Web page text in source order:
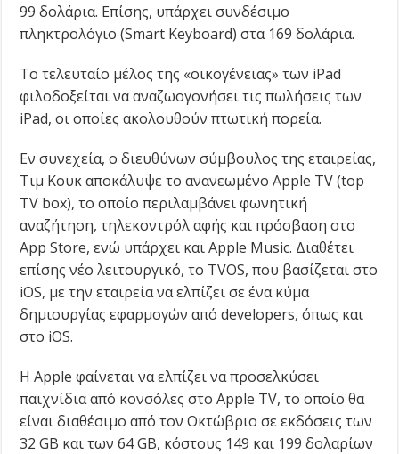
99 δολάρια. Επίσης, υπάρχει συνδέσιμο
πληκτρολόγιο (Smart Keyboard) στα 169 δολάρια.
Το τελευταίο μέλος της «οικογένειας» των iPad
φιλοδοξείται να αναζωογονήσει τις πωλήσεις των
iPad, οι οποίες ακολουθούν πτωτική πορεία.
Εν συνεχεία, ο διευθύνων σύμβουλος της εταιρείας,
Τιμ Κουκ αποκάλυψε το ανανεωμένο Apple TV (top
TV box), το οποίο περιλαμβάνει φωνητική
αναζήτηση, τηλεκοντρόλ αφής και πρόσβαση στο
Αpp Store, ενώ υπάρχει και Apple Music. Διαθέτει
επίσης νέο λειτουργικό, το TVOS, που βασίζεται στο
iOS, με την εταιρεία να ελπίζει σε ένα κύμα
δημιουργίας εφαρμογών από developers, όπως και
στο iOS.
H Apple φαίνεται να ελπίζει να προσελκύσει
παιχνίδια από κονσόλες στο Apple TV, το οποίο θα
είναι διαθέσιμο από τον Οκτώβριο σε εκδόσεις των
32 GB και των 64 GB, κόστους 149 και 199 δολαρίων